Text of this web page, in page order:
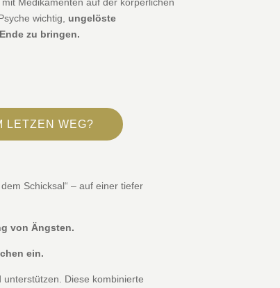
wichtig, ungelöste
zu bringen.
LETZEN WEG?
Schicksal“ – auf einer tiefer
von Ängsten.
ein.
Diese kombinierte